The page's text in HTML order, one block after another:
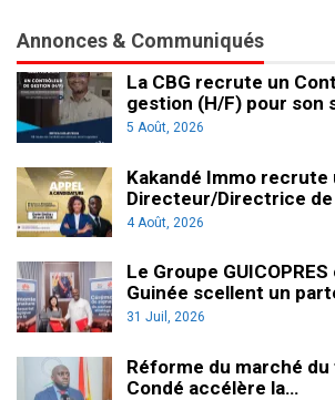
Annonces & Communiqués
La CBG recrute un
gestion (H/F) pour son
5 Août, 2026
Kakandé Immo recrute
Directeur/Directrice
4 Août, 2026
Le Groupe
Guinée scellent un
31 Juil, 2026
Réforme du marché
Condé accélère la…